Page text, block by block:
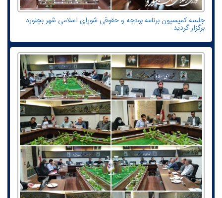
جلسه کمیسیون برنامه بودجه و حقوقی شورای اسلامی شهر بجنورد
برگزار گردید